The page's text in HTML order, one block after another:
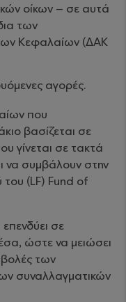
οίκων – σε αυτά
των
Κεφαλαίων (ΔΑΚ
αγορές.
που
βασίζεται σε
γίνεται σε τακτά
να συμβάλουν στην
του (LF) Fund of
σε
ώστε να μειώσει
των
συναλλαγματικών